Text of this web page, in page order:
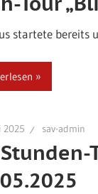
startete bereits
2025 sav-admin